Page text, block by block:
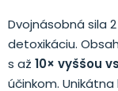
Dvojnásobná sila
detoxikáciu.
s až 10× vyššou
účinkom.